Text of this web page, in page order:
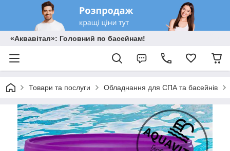
«Аквавітал»: Головний по басейнам!
Товари та послуги Обладнання для СПА та басейнів